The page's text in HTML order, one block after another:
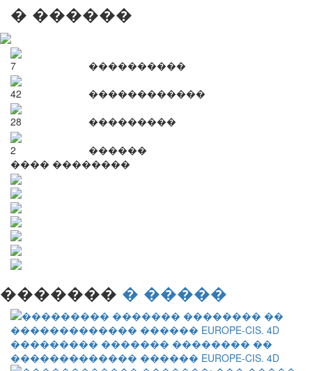
� ������
7 ����������
42 ������������
28 ���������
2
������
���� ��������
������� � �����
��������� ������� �������� ��
������������� ������ EUROPE-CIS. 4D